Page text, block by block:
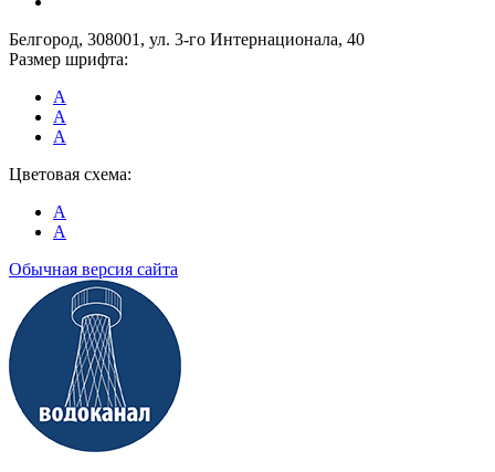
Белгород, 308001, ул. 3-го Интернационала, 40
Размер шрифта:
A
A
A
Цветовая схема:
A
A
Обычная версия сайта